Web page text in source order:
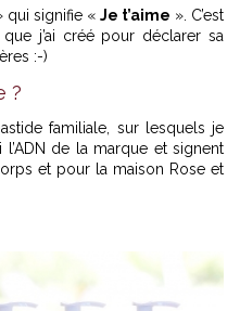
qui signifie « Je t’aime ». C’est
j’ai créé pour déclarer sa
:-)
?
familiale, sur lesquels je
l’ADN de la marque et signent
et pour la maison Rose et